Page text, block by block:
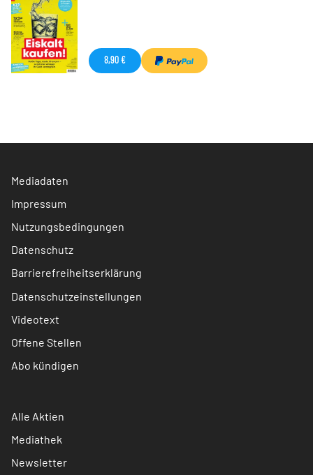
8,90 €
Mediadaten
Impressum
Nutzungsbedingungen
Datenschutz
Barrierefreiheitserklärung
Datenschutzeinstellungen
Videotext
Offene Stellen
Abo kündigen
Alle Aktien
Mediathek
Newsletter